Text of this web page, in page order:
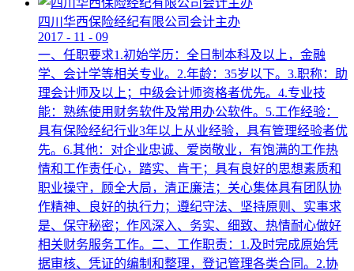
四川华西保险经纪有限公司会计主办
2017 - 11 - 09
一、任职要求1.初始学历：全日制本科及以上，金融
学、会计学等相关专业。2.年龄：35岁以下。3.职称：助
理会计师及以上；中级会计师资格者优先。4.专业技
能：熟练使用财务软件及常用办公软件。5.工作经验：
具有保险经纪行业3年以上从业经验，具有管理经验者优
先。6.其他：对企业忠诚、爱岗敬业，有饱满的工作热
情和工作责任心，踏实、肯干；具有良好的思想素质和
职业操守，顾全大局，清正廉洁；关心集体具有团队协
作精神、良好的执行力；遵纪守法、坚持原则、实事求
是、保守秘密；作风深入、务实、细致、热情耐心做好
相关财务服务工作。二、工作职责：1.及时完成原始凭
据审核、凭证的编制和整理，登记管理各类合同。2.协